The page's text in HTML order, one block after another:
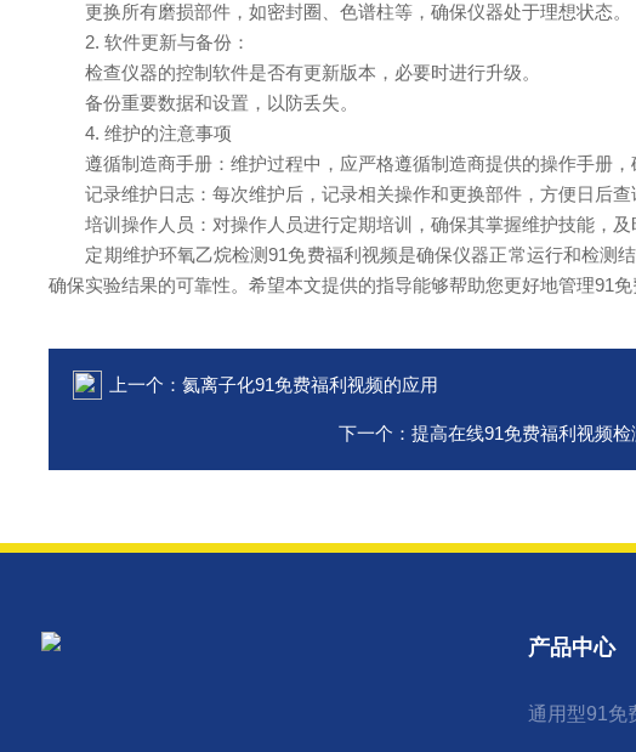
更换所有磨损部件，如密封圈、色谱柱等，确保仪器处于理想状态。
2. 软件更新与备份：
检查仪器的控制软件是否有更新版本，必要时进行升级。
备份重要数据和设置，以防丢失。
4. 维护的注意事项
遵循制造商手册：维护过程中，应严格遵循制造商提供的操作手册，
记录维护日志：每次维护后，记录相关操作和更换部件，方便日后查
培训操作人员：对操作人员进行定期培训，确保其掌握维护技能，及
定期维护环氧乙烷检测91免费福利视频是确保仪器正常运行和检测
确保实验结果的可靠性。希望本文提供的指导能够帮助您更好地管理91
上一个：氦离子化91免费福利视频的应用
下一个： 提高在线91免费福利视频
产品中心
通用型91免